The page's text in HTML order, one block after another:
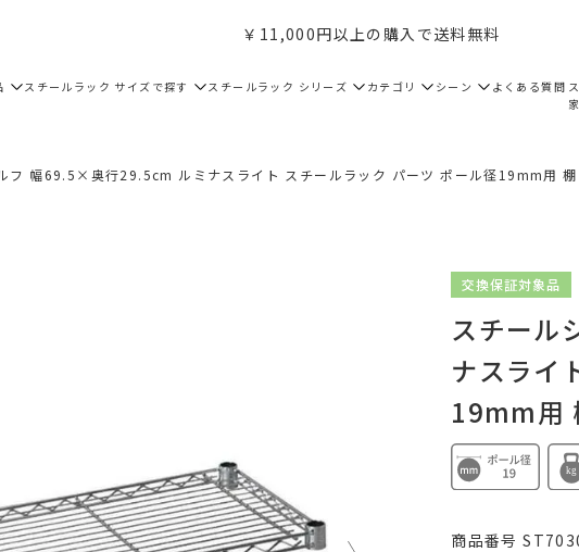
￥11,000円以上の購入で送料無料
スチールラック サイズで探す スチールラック シリーズ カテゴリ シーン よくある質問
フ 幅69.5×奥行29.5cm ルミナスライト スチールラック パーツ ポール径19mm用
交換保証対象品
スチール
ナスライ
19mm用
商品番号